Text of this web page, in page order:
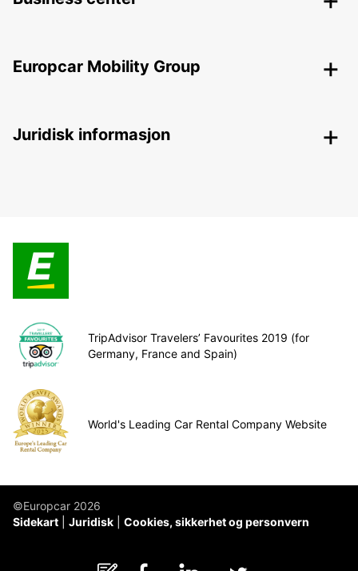
Europcar Mobility Group
Juridisk informasjon
TripAdvisor Travelers’ Favourites 2019 (for
Germany, France and Spain)
World's Leading Car Rental Company Website
©Europcar 2026
Sidekart
Juridisk Cookies, sikkerhet og personvern